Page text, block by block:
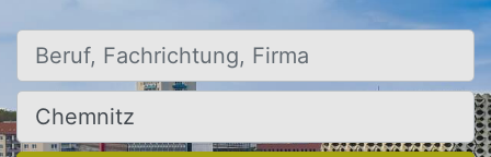
Beruf, Fachrichtung, Firma
Ort, Stadt